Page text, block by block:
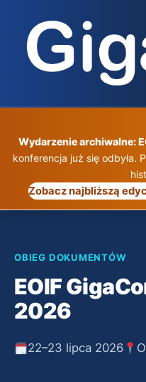
treści
Wydarzenie archiwalne:
konferencja już się odbyła.
Zobacz najbliższą
OBIEG DOKUMENTÓW
EOIF
2026
22–23 lipca 2026